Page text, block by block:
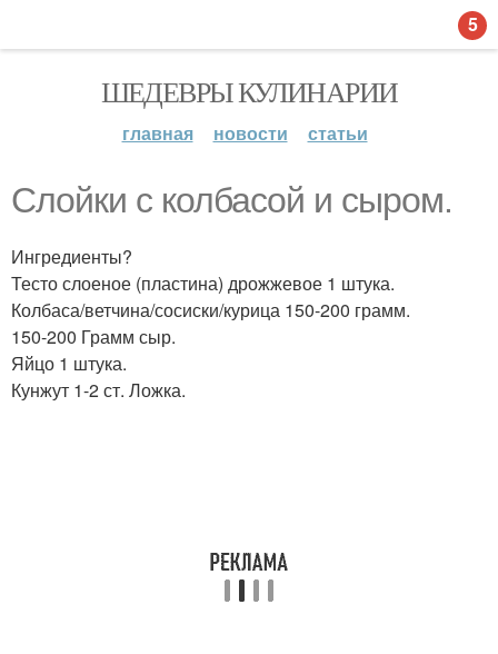
ШЕДЕВРЫ КУЛИНАРИИ
главная новости статьи
Слойки с колбасой и сыром.
Ингредиенты?
Тесто слоеное (пластина) дрожжевое 1 штука.
Колбаса/ветчина/сосиски/курица 150-200 грамм.
150-200 Грамм сыр.
Яйцо 1 штука.
Кунжут 1-2 ст. Ложка.
5